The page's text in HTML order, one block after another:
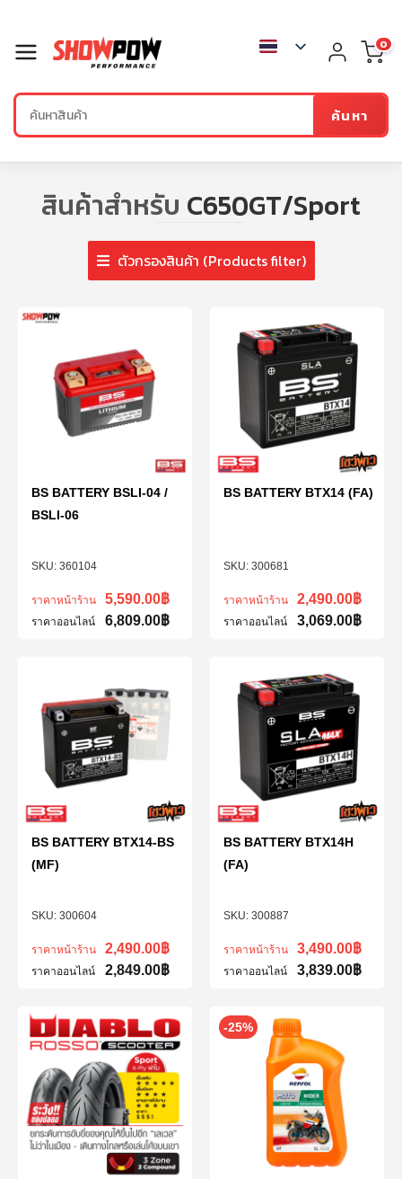
ค้นหา
0
สินค้าสำหรับ C650GT/Sport
ตัวกรองสินค้า (Products filter)
360104
BS BATTERY BSLI-04 /
BSLI-06
ราคาหน้าร้าน 5,590.00฿
ราคาออนไลน์ 6,809.00฿
300681
BS BATTERY BTX14 (FA)
ราคาหน้าร้าน 2,490.00฿
ราคาออนไลน์ 3,069.00฿
300604
BS BATTERY BTX14-BS
(MF)
ราคาหน้าร้าน 2,490.00฿
ราคาออนไลน์ 2,849.00฿
300887
BS BATTERY BTX14H
(FA)
ราคาหน้าร้าน 3,490.00฿
ราคาออนไลน์ 3,839.00฿
-25%